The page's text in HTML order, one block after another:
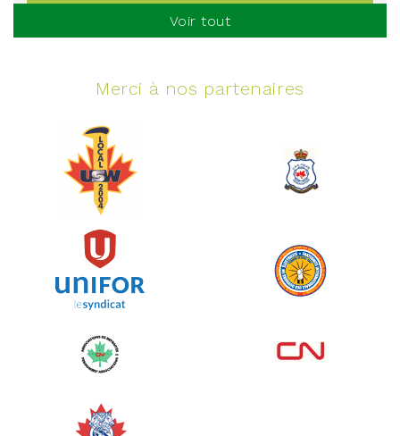
Voir plus
Événement spinning
juin 10, 2026
amassé
Voir tout
Merci à nos partenaires